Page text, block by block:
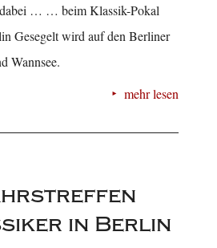
… … beim Klassik-Pokal
Gesegelt wird auf den Berliner
Wannsee.
mehr lesen
in Berlin